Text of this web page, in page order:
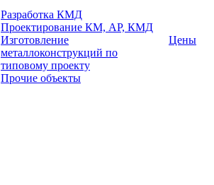
Разработка КМД
Проектирование КМ, АР, КМД
Изготовление
металлоконструкций по
типовому проекту
Прочие объекты
Цены